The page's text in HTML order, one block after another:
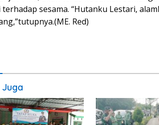
terhadap sesama. “Hutanku Lestari,
Red)